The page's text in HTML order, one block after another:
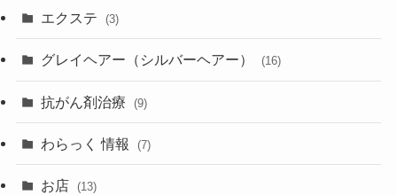
エクステ (3)
グレイヘアー（シルバーヘアー） (16)
抗がん剤治療 (9)
わらっく 情報 (7)
お店 (13)